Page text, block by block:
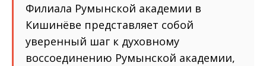
Филиала Румынской академии в
Кишинёве представляет собой
уверенный шаг к духовному
воссоединению Румынской академии,